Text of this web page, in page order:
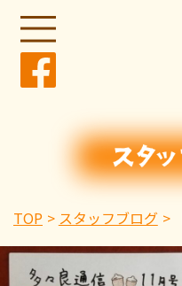
TOP スタッフブログ